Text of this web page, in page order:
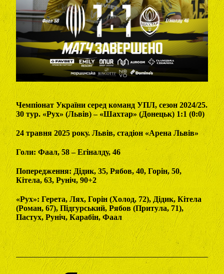
Чемпіонат України серед команд УПЛ, сезон 2024/25.
30 тур. «Рух» (Львів) – «Шахтар» (Донецьк) 1:1 (0:0)
24 травня 2025 року. Львів, стадіон «Арена Львів»
Голи: Фаал, 58 – Егіналду, 46
Попередження: Дідик, 35, Рябов, 40, Горін, 50,
Кітела, 63, Руніч, 90+2
«Рух»: Герета, Лях, Горін (Холод, 72), Дідик, Кітела
(Роман, 67), Підгурський, Рябов (Притула, 71),
Пастух, Руніч, Карабін, Фаал